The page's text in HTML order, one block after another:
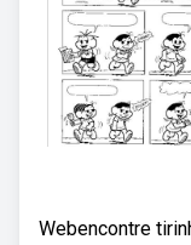
Webencontre